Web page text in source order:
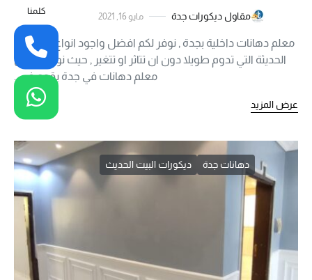
مقاول ديكورات جدة مايو 16, 2021
معلم دهانات داخلية بجدة , نوفر لكم افضل واجود انواع الدهانات
الحديثة التي تدوم طويلا دون ان تتاثر او تتغير , حيث نوفر افضل
معلم دهانات في جدة يقوم في…
عرض المزيد
دهانات جدة ديكورات البيت الحديث
كلمنا